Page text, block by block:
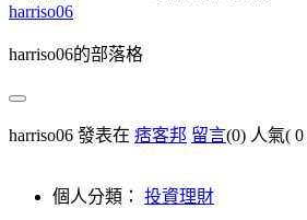
harriso06
harriso06的部落格
harriso06 發表在 痞客邦 留言(0) 人氣( 0
個人分類： 投資理財